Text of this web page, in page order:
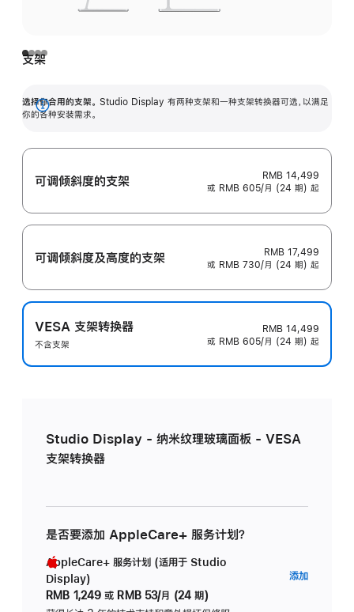
支架
选择你合用的支架。 Studio Display 有两种支架和一种支架转换器可选，以满足
你的各种安装需求。
展
可调倾斜度的支架
RMB 14,499
或 RMB 605/月 (24 期) 起
可调倾斜度及高‍度的支‍架
RMB 17,499
或 RMB 730/月 (24 期) 起
VESA 支架转换器
不含支架
RMB 14,499
或 RMB 605/月 (24 期) 起
Studio Display - 纳米纹理玻璃面板 - VESA
支架转换器
是否要添加 AppleCare+ 服务计划？
AppleCare+ 服务计划 (适用于 Studio
Display)
RMB 1,249 或 RMB 53/月 (24 期)
添加